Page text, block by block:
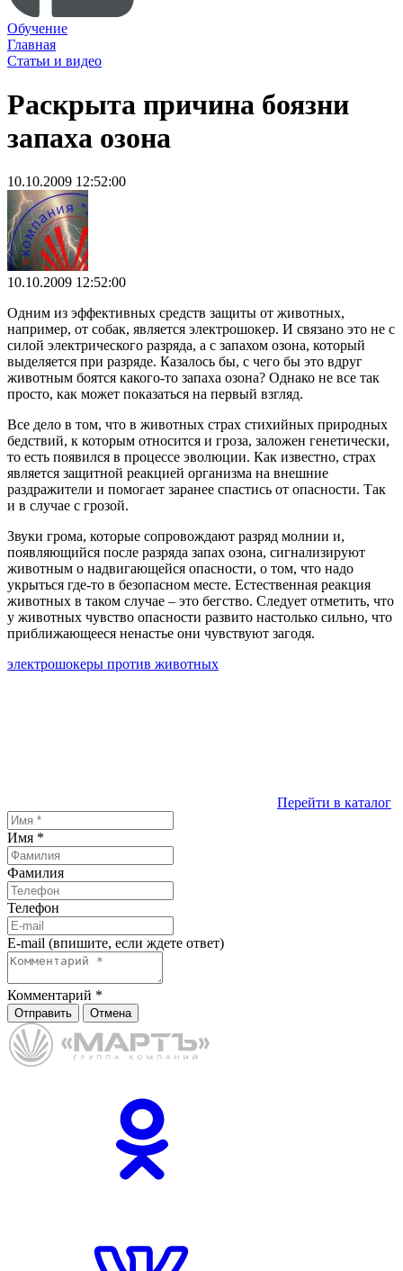
Обучение
Главная
Статьи и видео
Раскрыта причина боязни
запаха озона
10.10.2009 12:52:00
10.10.2009 12:52:00
Одним из эффективных средств защиты от животных,
например, от собак, является электрошокер. И связано это не с
силой электрического разряда, а с запахом озона, который
выделяется при разряде. Казалось бы, с чего бы это вдруг
животным боятся какого-то запаха озона? Однако не все так
просто, как может показаться на первый взгляд.
Все дело в том, что в животных страх стихийных природных
бедствий, к которым относится и гроза, заложен генетически,
то есть появился в процессе эволюции. Как известно, страх
является защитной реакцией организма на внешние
раздражители и помогает заранее спастись от опасности. Так
и в случае с грозой.
Звуки грома, которые сопровождают разряд молнии и,
появляющийся после разряда запах озона, сигнализируют
животным о надвигающейся опасности, о том, что надо
укрыться где-то в безопасном месте. Естественная реакция
животных в таком случае – это бегство. Следует отметить, что
у животных чувство опасности развито настолько сильно, что
приближающееся ненастье они чувствуют загодя.
электрошокеры против животных
Перейти в каталог
Имя *
Фамилия
Телефон
E-mail (впишите, если ждете ответ)
Комментарий *
Отправить Отмена